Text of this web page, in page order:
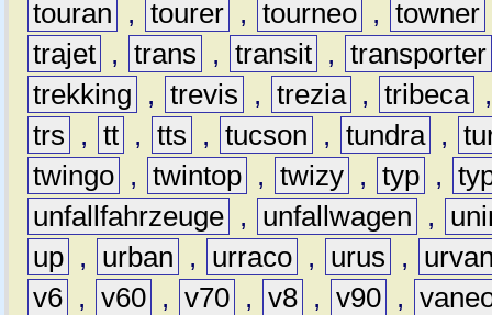
touran , tourer , tourneo , towner
trajet , trans , transit , transporter
trekking
, trevis , trezia , tribeca
trs
, tt , tts , tucson , tundra ,
twingo , twintop , twizy , typ ,
unfallfahrzeuge , unfallwagen ,
up , urban , urraco , urus ,
v6 , v60 , v70 , v8 , v90 ,